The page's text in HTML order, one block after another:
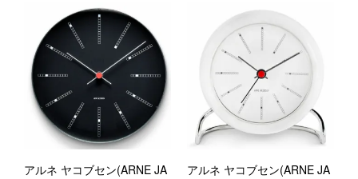
アルネ ヤコブセン(ARNE JA
アルネ ヤコブセン(ARNE JA